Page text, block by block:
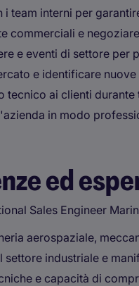
i team interni per
commerciali e
e eventi di settore per
e identificare
tecnico ai clienti
in modo
ed
Sales Engineer
aerospaziale,
settore industriale e
e capacità di